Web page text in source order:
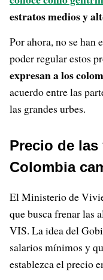
estratos medios y
Por ahora, no se han
poder regular estos
expresan a los
acuerdo entre las
las grandes urbes.
Precio de las
Colombia
El Ministerio de
que busca frenar las
VIS. La idea del
salarios mínimos y
establezca el precio